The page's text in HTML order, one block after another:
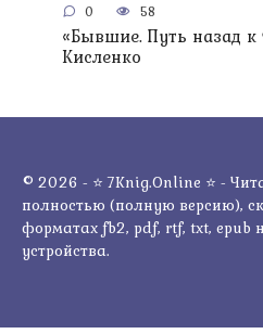
0 58
«Бывшие. Путь назад к
Кисленко
© 2026 - ⭐ 7Knig.Online ⭐ -
полностью (полную версию),
форматах fb2, pdf, rtf, txt, epub
устройства.